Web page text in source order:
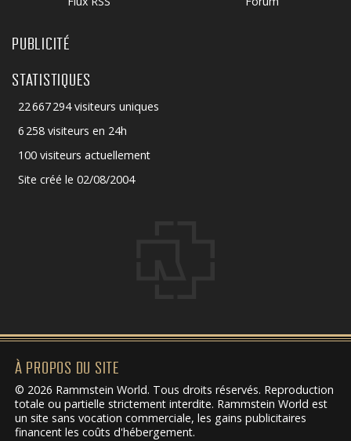
PUBLICITÉ
STATISTIQUES
22 667 294 visiteurs uniques
6 258 visiteurs en 24h
100 visiteurs actuellement
Site créé le 02/08/2004
À PROPOS DU SITE
© 2026 Rammstein World. Tous droits réservés. Reproduction
totale ou partielle strictement interdite. Rammstein World est
un site sans vocation commerciale, les gains publicitaires
financent les coûts d'hébergement.